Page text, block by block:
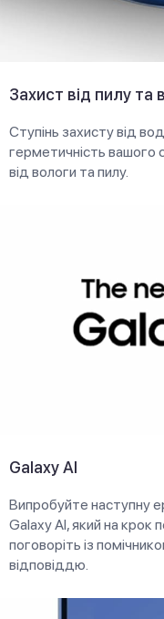
Захист від пилу та
Ступінь захисту від
герметичність
від вологи та пилу.
Galaxy AI
Випробуйте наступну
Galaxy AI, який на крок
поговоріть із
відповіддю.